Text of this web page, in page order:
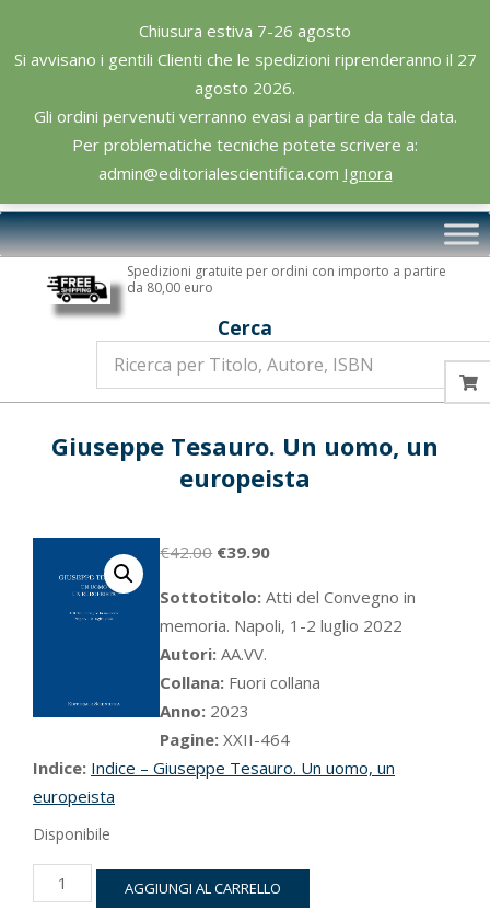
Chiusura estiva 7-26 agosto
Si avvisano i gentili Clienti che le spedizioni riprenderanno il 27
agosto 2026.
Gli ordini pervenuti verranno evasi a partire da tale data.
Per problematiche tecniche potete scrivere a:
admin@editorialescientifica.com Ignora
content
Editoriale
Scientifica
Primary
Navigation
Spedizioni gratuite per ordini con importo a partire
da 80,00 euro
Cerca
Giuseppe Tesauro. Un uomo, un
europeista
€42.00 Il
originale
era:
€42.00.
€39.90Il
attuale
è:
Sottotitolo: Atti del Convegno in
memoria. Napoli, 1-2 luglio 2022
Autori: AA.VV.
Collana: Fuori collana
Anno: 2023
Pagine: XXII-464
Indice: Indice – Giuseppe Tesauro. Un uomo, un
europeista
Disponibile
Giuseppe
Tesauro.
AGGIUNGI AL CARRELLO